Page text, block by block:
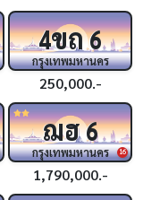
4ขถ6
กรุงเทพมหานคร
250,000.-
16
ฌฮ6
กรุงเทพมหานคร
1,790,000.-